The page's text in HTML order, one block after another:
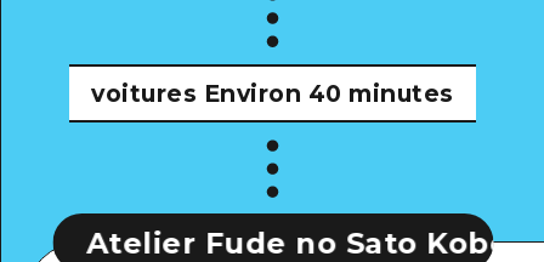
voitures Environ 40 minutes
no Sato Kobo Atelier